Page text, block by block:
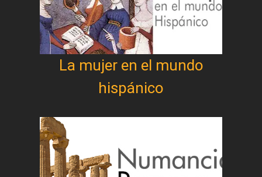
La mujer en el mundo
hispánico